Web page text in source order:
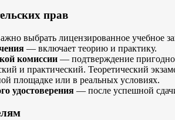
прав
выбрать лицензированное учебное
— включает теорию и практику.
комиссии — подтверждение
и практический. Теоретический
площадке или в реальных условиях.
удостоверения — после успешной